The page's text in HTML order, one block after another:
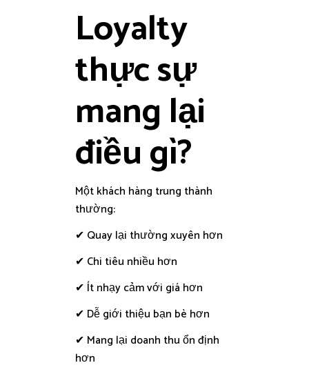
Loyalty
thực sự
mang lại
điều gì?
Một khách hàng trung thành
thường:
✔ Quay lại thường xuyên hơn
✔ Chi tiêu nhiều hơn
✔ Ít nhạy cảm với giá hơn
✔ Dễ giới thiệu bạn bè hơn
✔ Mang lại doanh thu ổn định
hơn